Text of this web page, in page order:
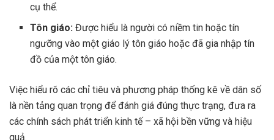
cụ thể.
Tôn giáo: Được hiểu là người có niềm tin hoặc tín
ngưỡng vào một giáo lý tôn giáo hoặc đã gia nhập tín
đồ của một tôn giáo.
Việc hiểu rõ các chỉ tiêu và phương pháp thống kê về dân số
là nền tảng quan trọng để đánh giá đúng thực trạng, đưa ra
các chính sách phát triển kinh tế – xã hội bền vững và hiệu
quả.